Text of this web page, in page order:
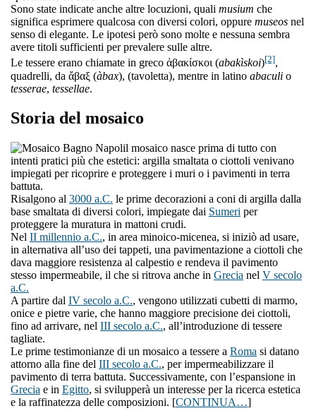
Sono state indicate anche altre locuzioni, quali musium che
significa esprimere qualcosa con diversi colori, oppure museos nel
senso di elegante. Le ipotesi però sono molte e nessuna sembra
avere titoli sufficienti per prevalere sulle altre.
Le tessere erano chiamate in greco ἀβακίσκοι (abakìskoi)[2],
quadrelli, da ἄβαξ (àbax), (tavoletta), mentre in latino abaculi o
tesserae, tessellae.
Storia del mosaico
l mosaico nasce prima di tutto con
intenti pratici più che estetici: argilla smaltata o ciottoli venivano
impiegati per ricoprire e proteggere i muri o i pavimenti in terra
battuta.
Risalgono al 3000 a.C. le prime decorazioni a coni di argilla dalla
base smaltata di diversi colori, impiegate dai Sumeri per
proteggere la muratura in mattoni crudi.
Nel II millennio a.C., in area minoico-micenea, si iniziò ad usare,
in alternativa all’uso dei tappeti, una pavimentazione a ciottoli che
dava maggiore resistenza al calpestio e rendeva il pavimento
stesso impermeabile, il che si ritrova anche in Grecia nel V secolo
a.C.
A partire dal IV secolo a.C., vengono utilizzati cubetti di marmo,
onice e pietre varie, che hanno maggiore precisione dei ciottoli,
fino ad arrivare, nel III secolo a.C., all’introduzione di tessere
tagliate.
Le prime testimonianze di un mosaico a tessere a Roma si datano
attorno alla fine del III secolo a.C., per impermeabilizzare il
pavimento di terra battuta. Successivamente, con l’espansione in
Grecia e in Egitto, si svilupperà un interesse per la ricerca estetica
e la raffinatezza delle composizioni. [CONTINUA…]